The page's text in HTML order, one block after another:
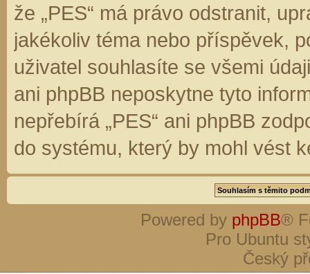
že „PES“ má právo odstranit,
jakékoliv téma nebo příspěvek,
uživatel souhlasíte se všemi
ani phpBB neposkytne tyto
nepřebírá „PES“ ani phpBB
do systému, který by mohl vést
Powered by phpBB®
Pro Ubuntu
Český